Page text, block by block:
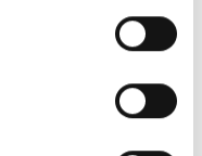
EMERGENZA